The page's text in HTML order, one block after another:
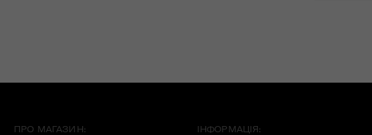
ПРО МАГАЗИН: ІНФОРМАЦІЯ: